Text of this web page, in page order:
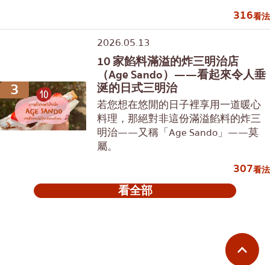
316看法
3
2026.05.13
10 家餡料滿溢的炸三明治店
（Age Sando）——看起來令人垂
涎的日式三明治
若您想在悠閒的日子裡享用一道暖心
料理，那絕對非這份滿溢餡料的炸三
明治——又稱「Age Sando」——莫
屬。
307看法
看全部